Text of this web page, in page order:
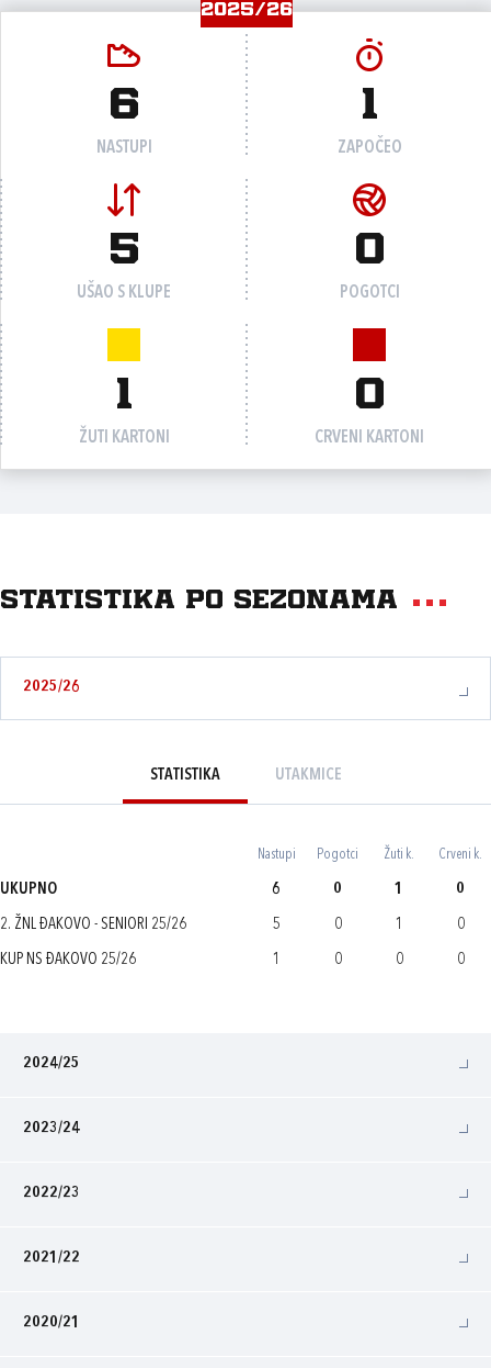
2025/26
6
NASTUPI
1
ZAPOČEO
5
UŠAO S KLUPE
0
POGOTCI
1
ŽUTI KARTONI
0
CRVENI KARTONI
Statistika po sezonama
2025/26
STATISTIKA UTAKMICE
Nastupi Pogotci Žuti k. Crveni k.
UKUPNO 6 0 1 0
2. ŽNL ĐAKOVO - SENIORI 25/26 5 0 1 0
KUP NS ĐAKOVO 25/26 1 0 0 0
2024/25
2023/24
2022/23
2021/22
2020/21